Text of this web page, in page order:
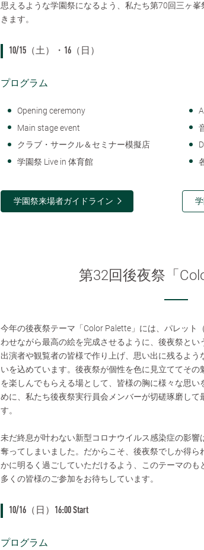
思えるような学園祭になるよう、私たち第70回三ヶ
きます。
10/15（土）・16（日）
プログラム
Opening ceremony
Main stage event
クラブ・サークル＆セミナー模擬店
学園祭 Live in 体育館
学園祭来場者ガイドライン
第32回後夜祭「
今年の後夜祭テーマ「Color Palette」には、パレット
わせながら最高の絵を完成させるように、後夜祭とい
出演者や観覧者の皆様で作り上げ、思い出に残るよ
いを込めています。後夜祭が個性を色に見立ててそ
を楽しんでもらえる場として、皆様の胸に様々な思
めに、私たち後夜祭実行員会メンバーが切磋琢磨して
す。
未だ終息が叶わない新型コロナウイルス感染症の影
奪ってしまいました。だからこそ、後夜祭でしか得
かに明るく過ごしていただけるよう、このテーマのも
多くの皆様のご参加をお待ちしています。
10/16（日）16:00 Start
プログラム